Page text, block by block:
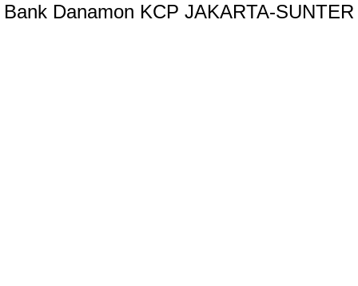
Bank Danamon KCP JAKARTA-SUNTER